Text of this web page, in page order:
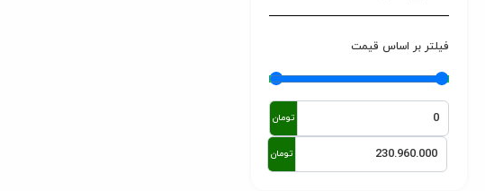
فیلتر بر اساس قیمت
تومان
تومان